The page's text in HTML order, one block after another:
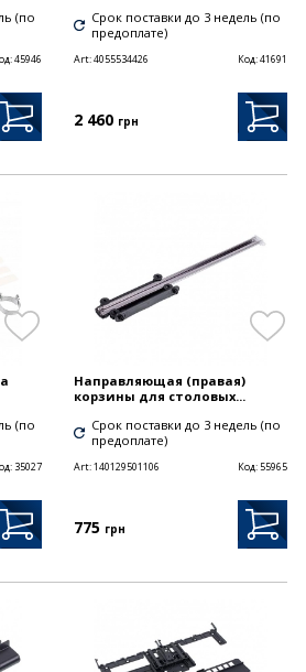
(по
45946
Срок поставки до 3 недель (по
предоплате)
Art:4055534426 Код:41691
2 460 грн
(по
35027
Направляющая (правая)
корзины для столовых...
Срок поставки до 3 недель (по
предоплате)
Art:140129501106 Код:55965
775 грн